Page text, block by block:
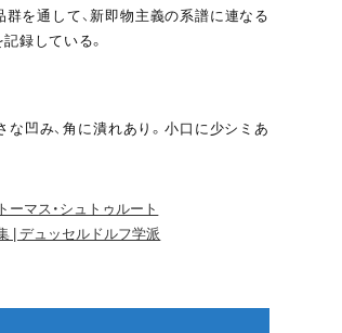
を通して、新即物主義の系譜に連なる
録している。
な凹み、角に潰れあり。小口に少シミあ
トーマス・シュトゥルート
| デュッセルドルフ学派